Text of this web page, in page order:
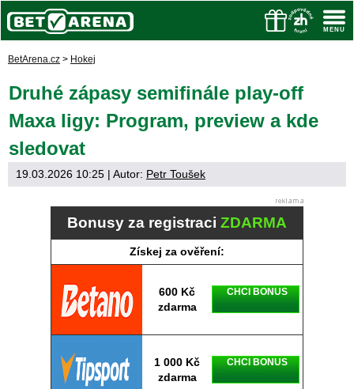
BetArena.cz > Hokej
Druhé zápasy semifinále play-off
Maxa ligy: Program, preview a kde
sledovat
19.03.2026 10:25 | Autor: Petr Toušek
Bonusy za registraci ZDARMA
Získej za ověření:
600 Kč
zdarma
CHCI BONUS
1 000 Kč
zdarma
CHCI BONUS